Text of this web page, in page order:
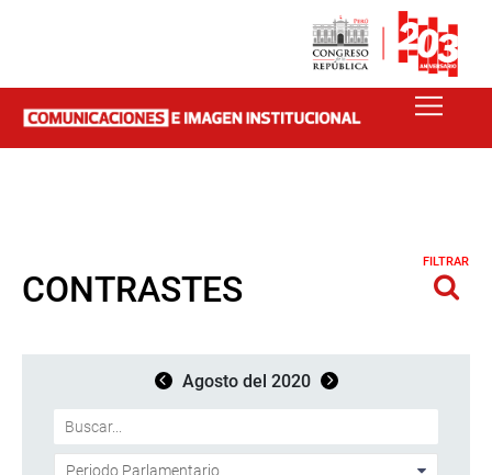
CONTRASTES
FILTRAR
Agosto del 2020